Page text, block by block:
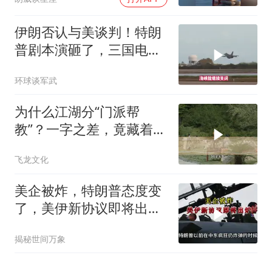
伊朗否认与美谈判！特朗
普剧本演砸了，三国电话
环球谈军武
为什么江湖分“门派帮
教”？一字之差，竟藏着不
飞龙文化
美企被炸，特朗普态度变
了，美伊新协议即将出
揭秘世间万象